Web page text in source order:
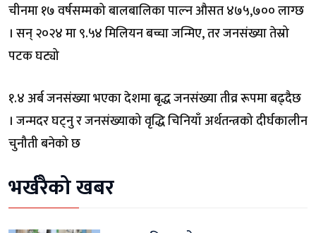
चीनमा १७ वर्षसम्मको बालबालिका पाल्न औसत ४७५,७०० लाग्छ
। सन् २०२४ मा ९.५४ मिलियन बच्चा जन्मिए, तर जनसंख्या तेस्रो
पटक घट्यो
१.४ अर्ब जनसंख्या भएका देशमा बृद्ध जनसंख्या तीव्र रूपमा बढ्दैछ
। जन्मदर घट्नु र जनसंख्याको वृद्धि चिनियाँ अर्थतन्त्रको दीर्घकालीन
चुनौती बनेको छ
भर्खरैको खबर